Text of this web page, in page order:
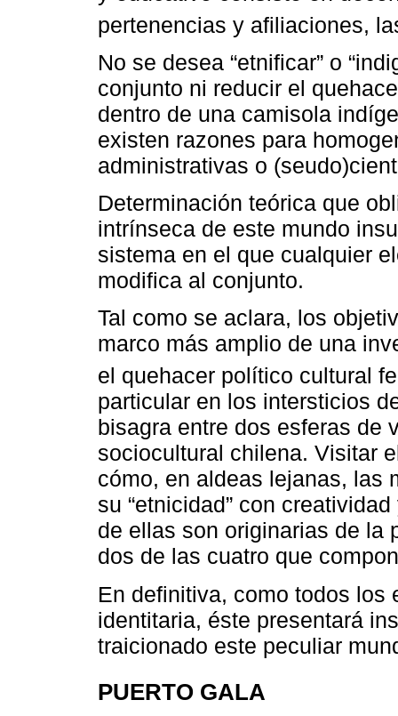
pertenencias y afiliaciones,
No se desea “etnificar” o
conjunto ni reducir el
dentro de una camisola
existen razones para
administrativas o
Determinación teórica que
intrínseca de este mundo
sistema en el que cualquier
modifica al conjunto.
Tal como se aclara, los
marco más amplio de una
el quehacer político cultural
particular en los intersticios
bisagra entre dos esferas de
sociocultural chilena. Visitar
cómo, en aldeas lejanas, las
su “etnicidad” con
de ellas son originarias de la
dos de las cuatro que
En definitiva, como todos los
identitaria, éste presentará
traicionado este peculiar
PUERTO GALA